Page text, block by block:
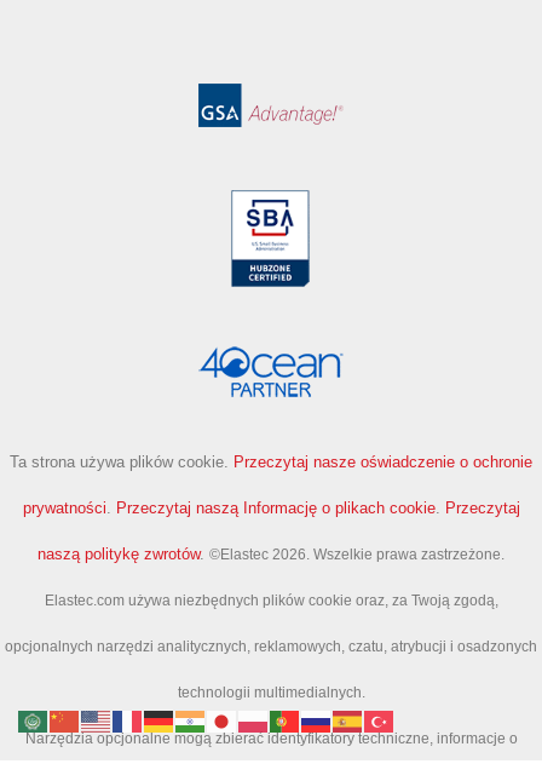
Ta strona używa plików cookie. Przeczytaj nasze oświadczenie o ochronie
prywatności. Przeczytaj naszą Informację o plikach cookie. Przeczytaj
naszą politykę zwrotów. ©Elastec 2026. Wszelkie prawa zastrzeżone.
Elastec.com używa niezbędnych plików cookie oraz, za Twoją zgodą,
opcjonalnych narzędzi analitycznych, reklamowych, czatu, atrybucji i osadzonych
technologii multimedialnych.
Narzędzia opcjonalne mogą zbierać identyfikatory techniczne, informacje o